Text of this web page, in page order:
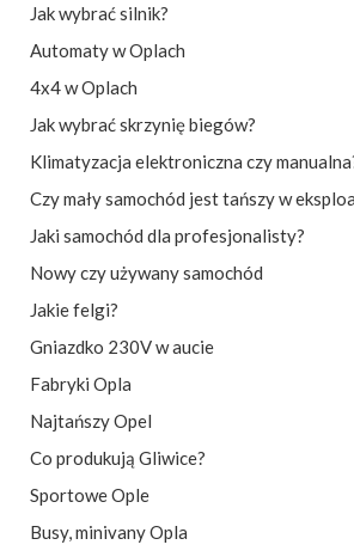
Jak wybrać silnik?
Automaty w Oplach
4x4 w Oplach
Jak wybrać skrzynię biegów?
Klimatyzacja elektroniczna czy
Czy mały samochód jest tańszy w
Jaki samochód dla profesjonalisty?
Nowy czy używany samochód
Jakie felgi?
Gniazdko 230V w aucie
Fabryki Opla
Najtańszy Opel
Co produkują Gliwice?
Sportowe Ople
Busy, minivany Opla